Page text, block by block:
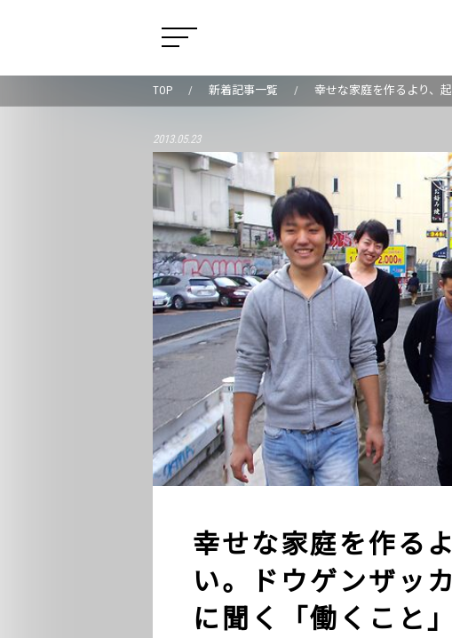
TOP 新着記事一覧 幸せな家庭を作るより、
2013.05.23
幸せな家庭を作る
い。ドウゲンザッ
に聞く「働くこと